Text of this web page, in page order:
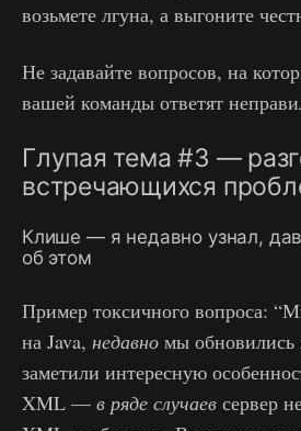
возьмете лгуна, а выгоните
Не задавайте вопросов, на
вашей команды ответят
Глупая тема #3 —
встречающихся
Клише — я недавно узнал,
об этом
Пример токсичного вопроса:
на Java, недавно мы обновились
заметили интересную
XML — в ряде случаев сервер